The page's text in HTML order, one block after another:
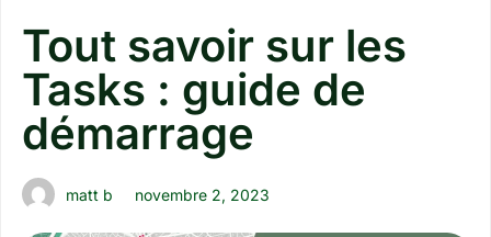
Tout savoir sur les
Tasks : guide de
démarrage
matt b novembre 2, 2023